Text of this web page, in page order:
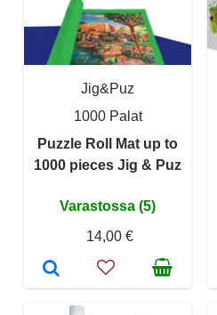
Jig&Puz
1000 Palat
Puzzle Roll Mat up to
1000 pieces Jig & Puz
Varastossa (5)
14,00 €